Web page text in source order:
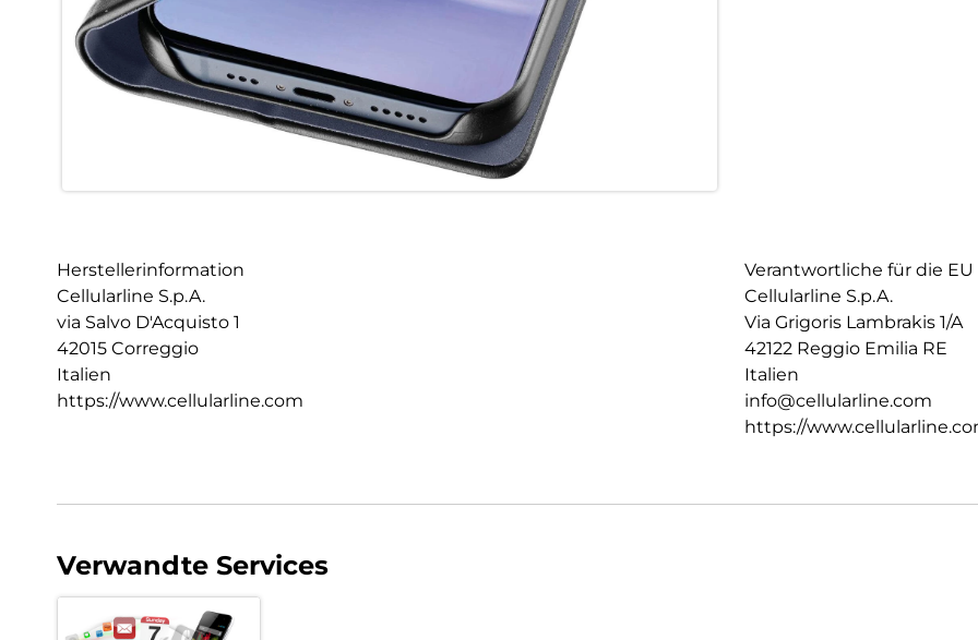
Herstellerinformation
Cellularline S.p.A.
via Salvo D'Acquisto 1
42015 Correggio
Italien
https://www.cellularline.com
Verantwortliche für die EU
Cellularline S.p.A.
Via Grigoris Lambrakis 1/A
42122 Reggio Emilia RE
Italien
info@cellularline.com
https://
Verwandte Services